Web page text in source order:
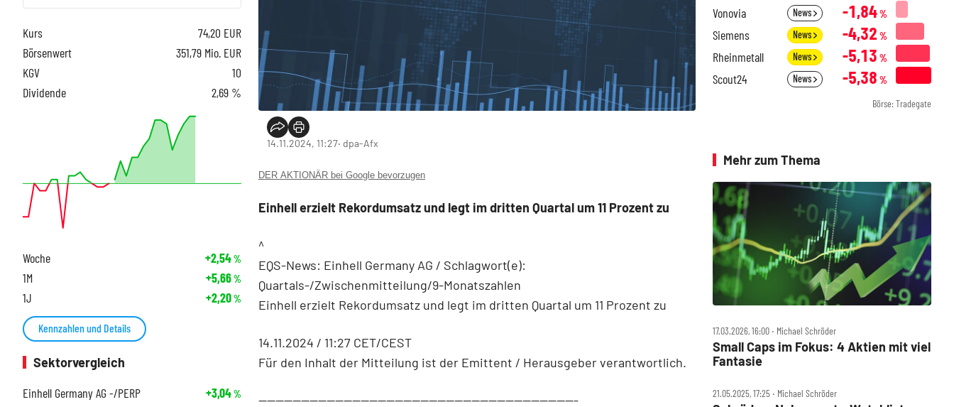
14.11.2024, 11:27‧ dpa-Afx
DER AKTIONÄR bei Google bevorzugen
Einhell erzielt Rekordumsatz und legt im dritten Quartal um 11 Prozent zu
^
EQS-News: Einhell Germany AG / Schlagwort(e):
Quartals-/Zwischenmitteilung/9-Monatszahlen
Einhell erzielt Rekordumsatz und legt im dritten Quartal um 11 Prozent zu
14.11.2024 / 11:27 CET/CEST
Für den Inhalt der Mitteilung ist der Emittent / Herausgeber verantwortlich.
---------------------------------------------------------------------------
Kurs 74,20 EUR
Börsenwert
351,79 Mio. EUR
KGV
10
Dividende
2,69 %
Woche +2,54%
1M +5,66%
1J +2,20%
Kennzahlen und Details
Sektorvergleich
Einhell Germany AG -/PERP
+3,04%
Vonovia News -1,84%
Siemens News -4,32 %
Rheinmetall News -5,13 %
Scout24 News -5,38 %
Börse: Tradegate
Mehr zum Thema
17.03.2026, 16:00 ‧ Michael Schröder
Small Caps im Fokus: 4 Aktien mit viel
Fantasie
21.05.2025, 17:25 ‧ Michael Schröder